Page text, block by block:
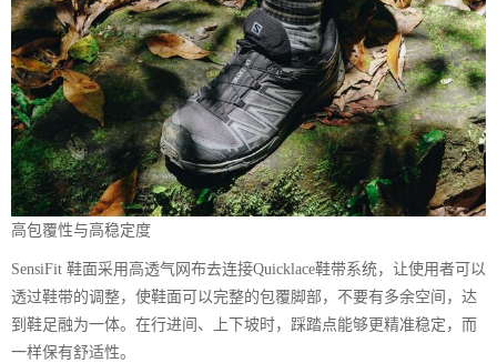
高包覆性与高稳定度
SensiFit 鞋面采用高透气网布去连接Quicklace鞋带系统，让使用者可以
透过鞋带的调整，使鞋面可以完整的包覆脚部，不要有多余空间，达
到鞋足融为一体。在行进间、上下坡时，踩踏点能够更精准稳定，而
一样保有舒适性。